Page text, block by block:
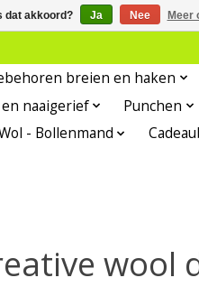
breien en haken
naaigerief Punchen
- Bollenmand
wool
dat akkoord? Ja Nee Meer